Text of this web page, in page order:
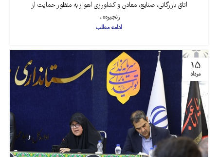
اتاق بازرگانی، صنایع، معادن و کشاورزی اهواز به منظور حمایت از
زنجیره‌ه...
ادامه مطلب
15
مرداد